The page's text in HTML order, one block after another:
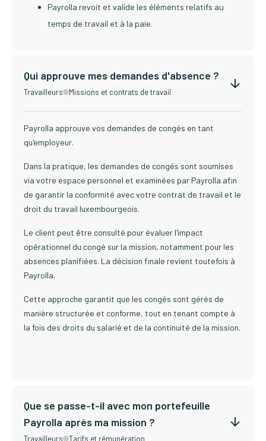
Payrolla revoit et valide les éléments relatifs au
temps de travail et à la paie.
Qui approuve mes demandes d'absence ?
Travailleurs Missions et contrats de travail
Payrolla approuve vos demandes de congés en tant
qu'employeur.
Dans la pratique, les demandes de congés sont soumises
via votre espace personnel et examinées par Payrolla afin
de garantir la conformité avec votre contrat de travail et le
droit du travail luxembourgeois.
Le client peut être consulté pour évaluer l'impact
opérationnel du congé sur la mission, notamment pour les
absences planifiées. La décision finale revient toutefois à
Payrolla.
Cette approche garantit que les congés sont gérés de
manière structurée et conforme, tout en tenant compte à
la fois des droits du salarié et de la continuité de la mission.
Que se passe-t-il avec mon portefeuille
Payrolla après ma mission ?
Travailleurs Tarifs et rémunération